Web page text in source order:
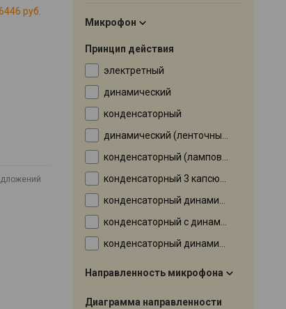
руб.
Микрофон
Принцип действия
электретный
динамический
конденсаторный
динамический (ленточный)
конденсаторный (ламповый)
конденсаторный 3 капсюля
конденсаторный динамический
конденсаторный с динамическим элементом
конденсаторный динамический (два капсюля)
Направленность микрофона
Диаграмма направленности